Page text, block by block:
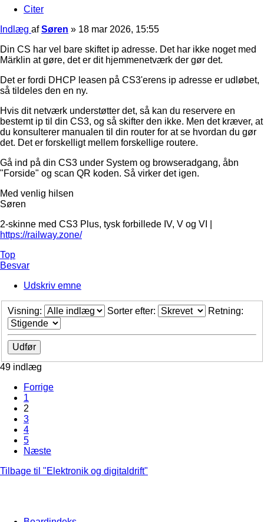
Citer
Indlæg afSøren » 18 mar 2026, 15:55
Din CS har vel bare skiftet ip adresse. Det har ikke noget med
Märklin at gøre, det er dit hjemmenetværk der gør det.
Det er fordi DHCP leasen på CS3'erens ip adresse er udløbet,
så tildeles den en ny.
Hvis dit netværk understøtter det, så kan du reservere en
bestemt ip til din CS3, og så skifter den ikke. Men det kræver, at
du konsulterer manualen til din router for at se hvordan du gør
det. Det er forskelligt mellem forskellige routere.
Gå ind på din CS3 under System og browseradgang, åbn
"Forside" og scan QR koden. Så virker det igen.
Med venlig hilsen
Søren
2-skinne med CS3 Plus, tysk forbillede IV, V og VI |
https://railway.zone/
Top
Besvar
Udskriv emne
Visning: Sorter efter: Retning:
49 indlæg
Forrige
1
2
3
4
5
Næste
Tilbage til "Elektronik og digitaldrift"